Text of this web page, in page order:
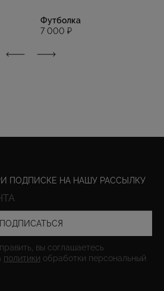
Футболка
7 000 ₽
ПОДПИСКЕ НА НАШУ РАССЫЛКУ
ПОДПИСАТЬСЯ
вы соглашаетесь
политики обработки персональный